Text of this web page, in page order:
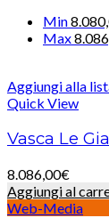
Min
Max
Aggiungi alla
Quick View
Vasca Le
8.086,00€
Aggiungi al
Web-Media